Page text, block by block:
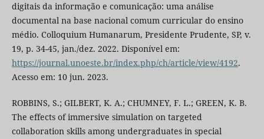
digitais da informação e comunicação: uma análise
documental na base nacional comum curricular do ensino
médio. Colloquium Humanarum, Presidente Prudente, SP, v.
19, p. 34-45, jan./dez. 2022. Disponível em:
https://journal.unoeste.br/index.php/ch/article/view/4192.
Acesso em: 10 jun. 2023.
ROBBINS, S.; GILBERT, K. A.; CHUMNEY, F. L.; GREEN, K. B.
The effects of immersive simulation on targeted
collaboration skills among undergraduates in special